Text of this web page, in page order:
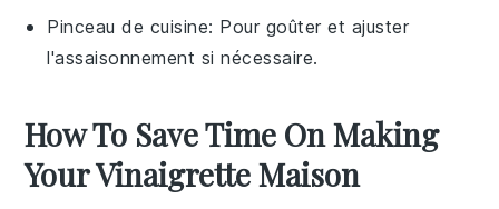
Pinceau de cuisine: Pour goûter et ajuster
l'assaisonnement si nécessaire.
How To Save Time On Making
Your Vinaigrette Maison